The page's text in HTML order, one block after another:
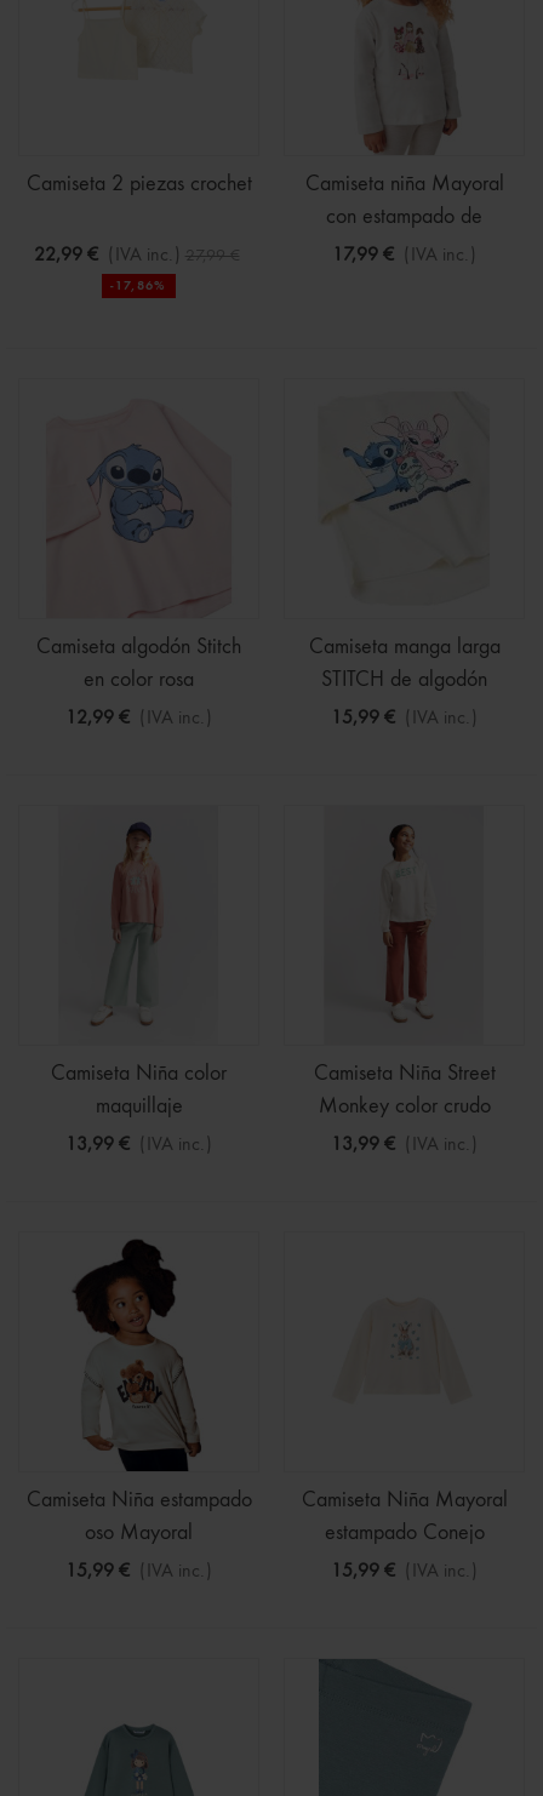
Camiseta 2 piezas crochet
22,99 € (IVA inc.) 27,99 €
-17,86%
Camiseta niña Mayoral
con estampado de
muñecas
17,99 € (IVA inc.)
Camiseta algodón Stitch
en color rosa
12,99 € (IVA inc.)
Camiseta manga larga
STITCH de algodón
15,99 € (IVA inc.)
Camiseta Niña color
maquillaje
13,99 € (IVA inc.)
Camiseta Niña Street
Monkey color crudo
13,99 € (IVA inc.)
Camiseta Niña estampado
oso Mayoral
15,99 € (IVA inc.)
Camiseta Niña Mayoral
estampado Conejo
15,99 € (IVA inc.)